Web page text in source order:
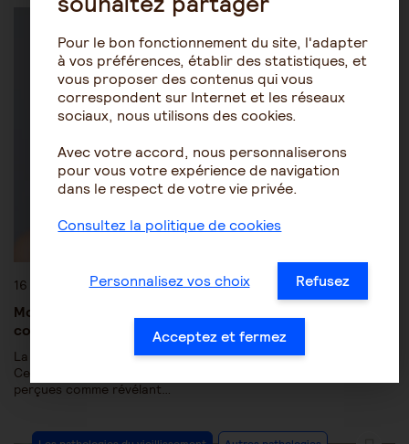
Les pathologies du vieillissement Autres pathologies
16 novembre 2020
Mon proche âgé souffre d’hallucinations. Que dois-je
comprendre ?
La majorité des personnes âgées n’a pas d’hallucinations.
Cependant, loin d’être rares, elles peuvent être craintes car
perçues comme révélant…
Pour le bon fonctionnement du site, l'adapter
à vos préférences, établir des statistiques, et
vous proposer des contenus qui vous
correspondent sur Internet et les réseaux
sociaux, nous utilisons des cookies.
Avec votre accord, nous personnaliserons
pour vous votre expérience de navigation
dans le respect de votre vie privée.
Consultez la politique de cookies
Personnalisez vos choix Refusez
Acceptez et fermez